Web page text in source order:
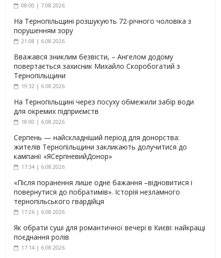
08:00 | 7.08.2026
На Тернопільщині розшукують 72-річного чоловіка з
порушенням зору
21:08 | 6.08.2026
Вважався зниклим безвісти, – Ангелом додому
повертається захисник Михайло Скоробогатий з
Тернопільщини
19:32 | 6.08.2026
На Тернопільщині через посуху обмежили забір води
для окремих підприємств
18:00 | 6.08.2026
Серпень — найскладніший період для донорства:
жителів Тернопільщини закликають долучитися до
кампанії «ЯСерпневийДонор»
17:34 | 6.08.2026
«Після поранення лише одне бажання –відновитися і
повернутися до побратимів». Історія незламного
тернопільського гвардійця
17:26 | 6.08.2026
Як обрати суші для романтичної вечері в Києві: найкращі
поєднання ролів
17:14 | 6.08.2026